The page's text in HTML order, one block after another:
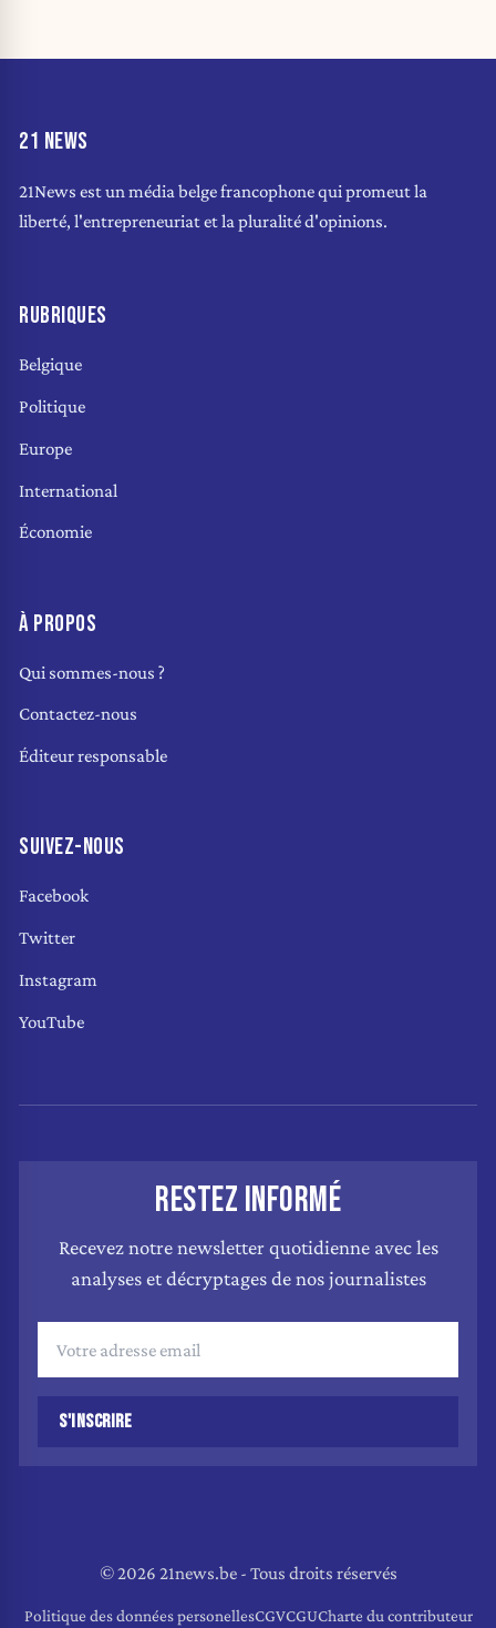
21 NEWS
21News est un média belge francophone qui promeut la
liberté, l'entrepreneuriat et la pluralité d'opinions.
RUBRIQUES
Belgique
Politique
Europe
International
Économie
À PROPOS
Qui sommes-nous ?
Contactez-nous
Éditeur responsable
SUIVEZ-NOUS
Facebook
Twitter
Instagram
YouTube
RESTEZ INFORMÉ
Recevez notre newsletter quotidienne avec les
analyses et décryptages de nos journalistes
S'INSCRIRE
© 2026 21news.be - Tous droits réservés
Politique des données personellesCGVCGUCharte du contributeur